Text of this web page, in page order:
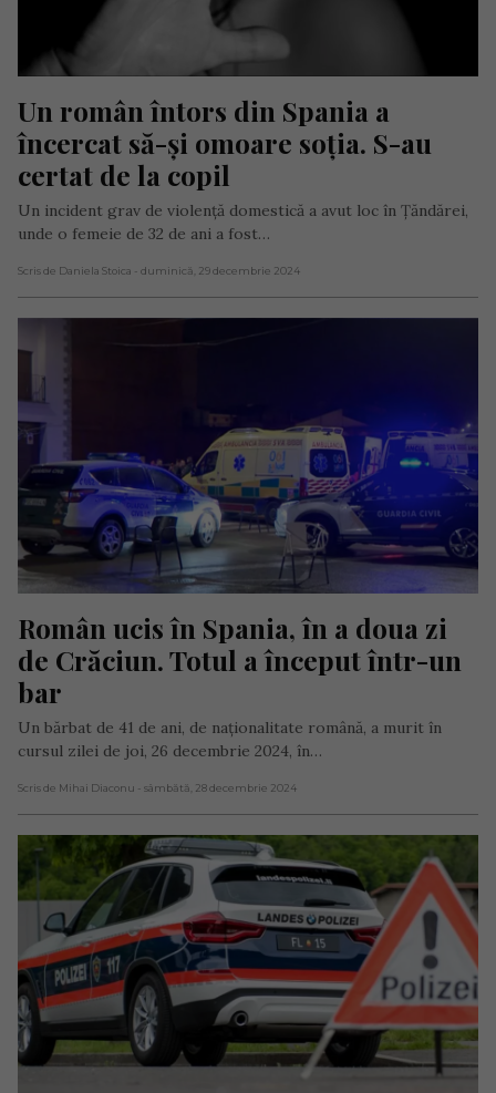
Un român întors din Spania a
încercat să-și omoare soția. S-au
certat de la copil
Un incident grav de violență domestică a avut loc în Țăndărei,
unde o femeie de 32 de ani a fost…
Scris de Daniela Stoica - duminică, 29 decembrie 2024
Român ucis în Spania, în a doua zi
de Crăciun. Totul a început într-un
bar
Un bărbat de 41 de ani, de naționalitate română, a murit în
cursul zilei de joi, 26 decembrie 2024, în…
Scris de Mihai Diaconu - sâmbătă, 28 decembrie 2024